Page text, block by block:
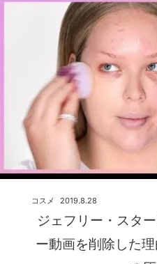
ジェフリー・スタ
ー動画を削除した
2019.8.28
コスメ